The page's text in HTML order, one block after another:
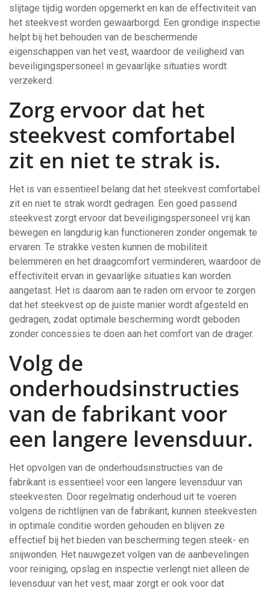
slijtage tijdig worden opgemerkt en kan de effectiviteit van
het steekvest worden gewaarborgd. Een grondige inspectie
helpt bij het behouden van de beschermende
eigenschappen van het vest, waardoor de veiligheid van
beveiligingspersoneel in gevaarlijke situaties wordt
verzekerd.
Zorg ervoor dat het
steekvest comfortabel
zit en niet te strak is.
Het is van essentieel belang dat het steekvest comfortabel
zit en niet te strak wordt gedragen. Een goed passend
steekvest zorgt ervoor dat beveiligingspersoneel vrij kan
bewegen en langdurig kan functioneren zonder ongemak te
ervaren. Te strakke vesten kunnen de mobiliteit
belemmeren en het draagcomfort verminderen, waardoor de
effectiviteit ervan in gevaarlijke situaties kan worden
aangetast. Het is daarom aan te raden om ervoor te zorgen
dat het steekvest op de juiste manier wordt afgesteld en
gedragen, zodat optimale bescherming wordt geboden
zonder concessies te doen aan het comfort van de drager.
Volg de
onderhoudsinstructies
van de fabrikant voor
een langere levensduur.
Het opvolgen van de onderhoudsinstructies van de
fabrikant is essentieel voor een langere levensduur van
steekvesten. Door regelmatig onderhoud uit te voeren
volgens de richtlijnen van de fabrikant, kunnen steekvesten
in optimale conditie worden gehouden en blijven ze
effectief bij het bieden van bescherming tegen steek- en
snijwonden. Het nauwgezet volgen van de aanbevelingen
voor reiniging, opslag en inspectie verlengt niet alleen de
levensduur van het vest, maar zorgt er ook voor dat